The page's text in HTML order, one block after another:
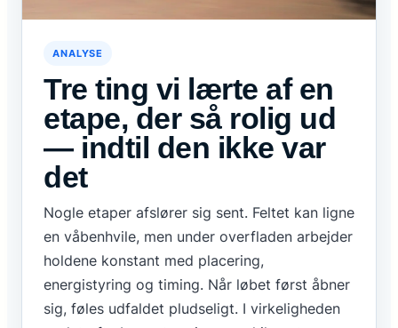
ANALYSE
Tre ting vi lærte af en
etape, der så rolig ud
— indtil den ikke var
det
Nogle etaper afslører sig sent. Feltet kan ligne
en våbenhvile, men under overfladen arbejder
holdene konstant med placering,
energistyring og timing. Når løbet først åbner
sig, føles udfaldet pludseligt. I virkeligheden